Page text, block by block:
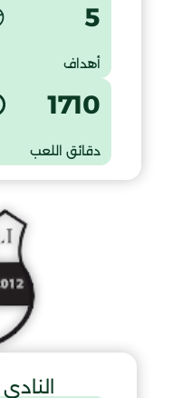
5
أهداف
1710
دقائق اللعب